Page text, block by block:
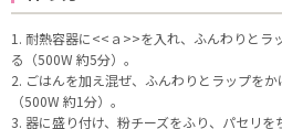
1. 耐熱容器に<<ａ>>を入れ、ふんわりとラ
る（500W 約5分）。
2. ごはんを加え混ぜ、ふんわりとラップを
（500W 約1分）。
3. 器に盛り付け、粉チーズをふり、パセリを